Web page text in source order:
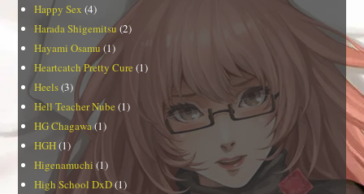
Happy Sex (4)
Harada Shigemitsu (2)
Hayami Osamu (1)
Heartcatch Pretty Cure (1)
Heels(3)
Hell Teacher Nube (1)
HG Chagawa(1)
HGH(1)
Higenamuchi (1)
High School DxD(1)